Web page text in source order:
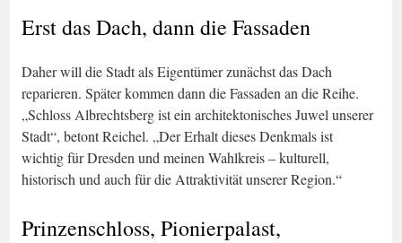
Erst das Dach, dann die Fassaden
Daher will die Stadt als Eigentümer zunächst das Dach
reparieren. Später kommen dann die Fassaden an die Reihe.
„Schloss Albrechtsberg ist ein architektonisches Juwel unserer
Stadt“, betont Reichel. „Der Erhalt dieses Denkmals ist
wichtig für Dresden und meinen Wahlkreis – kulturell,
historisch und auch für die Attraktivität unserer Region.“
Prinzenschloss, Pionierpalast,